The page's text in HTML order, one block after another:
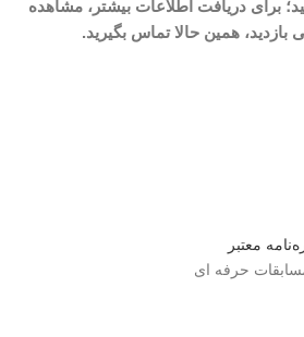
برای دریافت اطلاعات بیشتر، مشاهده
بازدید، همین حالا تماس بگیرید.